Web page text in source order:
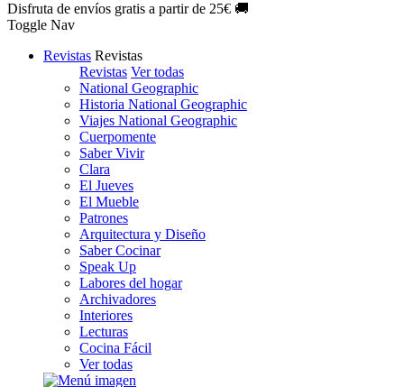
Disfruta de envíos gratis a partir de 25€ 🚚
Toggle Nav
Revistas Revistas
Revistas Ver todas
National Geographic
Historia National Geographic
Viajes National Geographic
Cuerpomente
Saber Vivir
Clara
El Jueves
El Mueble
Patrones
Arquitectura y Diseño
Saber Cocinar
Speak Up
Labores del hogar
Archivadores
Interiores
Lecturas
Cocina Fácil
Ver todas